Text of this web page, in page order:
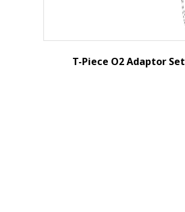
T-Piece O2 Adaptor Set